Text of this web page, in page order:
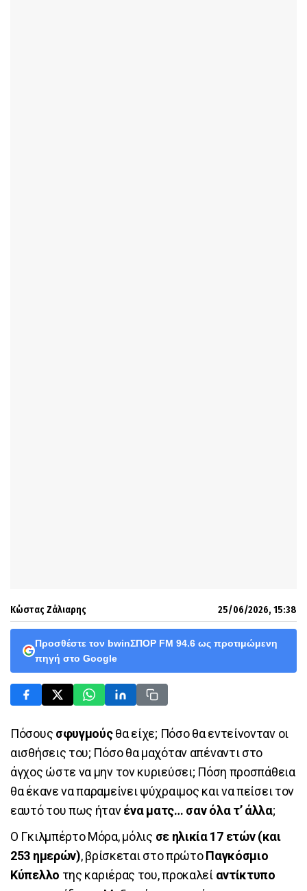
Κώστας Ζάλιαρης 25/06/2026, 15:38
Προσθέστε τον bwinΣΠΟΡ FM 94.6 ως προτιμώμενη
πηγή στο Google
Πόσους σφυγμούςθα είχε; Πόσο θα εντείνονταν οι
αισθήσεις του; Πόσο θα μαχόταν απέναντι στο
άγχος ώστε να μην τον κυριεύσει; Πόση προσπάθεια
θα έκανε να παραμείνει ψύχραιμος και να πείσει τον
εαυτό του πως ήτανένα ματς… σαν όλα τ’ άλλα;
Ο Γκιλμπέρτο Μόρα, μόλις σε ηλικία 17 ετών (και
253 ημερών), βρίσκεται στο πρώτοΠαγκόσμιο
Κύπελλο της καριέρας του, προκαλεί αντίκτυπο